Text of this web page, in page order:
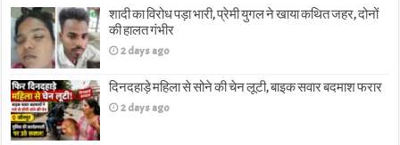
शादी का विरोध पड़ा भारी, प्रेमी युगल ने खाया कथित जहर, दोनों
की हालत गंभीर
2 days ago
दिनदहाड़े महिला से सोने की चेन लूटी, बाइक सवार बदमाश फरार
2 days ago